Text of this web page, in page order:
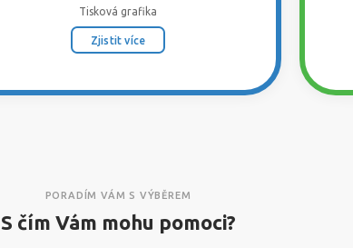
Tisková grafika
Zjistit více
PORADÍM VÁM S VÝBĚREM
S čím Vám mohu pomoci?